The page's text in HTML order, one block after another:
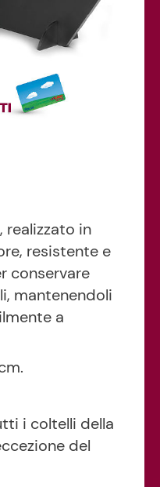
realizzato in
resistente e
conservare
mantenendoli
a
i coltelli della
del